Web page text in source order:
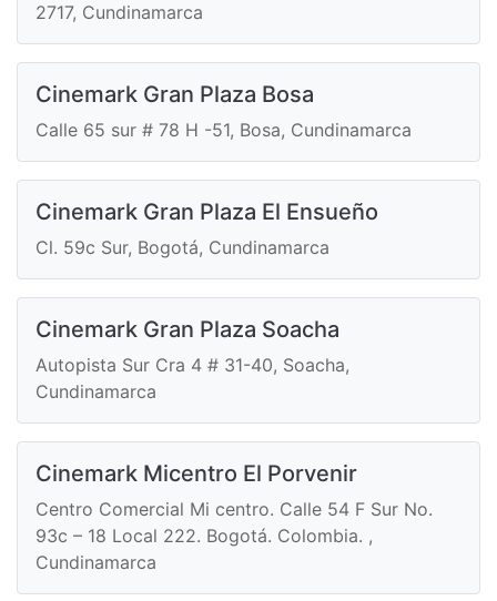
2717, Cundinamarca
Cinemark Gran Plaza Bosa
Calle 65 sur # 78 H -51, Bosa, Cundinamarca
Cinemark Gran Plaza El Ensueño
Cl. 59c Sur, Bogotá, Cundinamarca
Cinemark Gran Plaza Soacha
Autopista Sur Cra 4 # 31-40, Soacha,
Cundinamarca
Cinemark Micentro El Porvenir
Centro Comercial Mi centro. Calle 54 F Sur No.
93c – 18 Local 222. Bogotá. Colombia. ,
Cundinamarca